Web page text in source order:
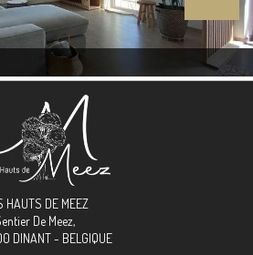
HAUTS DE MEEZ
De Meez,
DINANT - BELGIQUE